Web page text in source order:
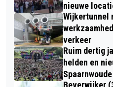
nieuwe
Wijkertunnel
verkeer
Ruim dertig
helden en
Spaarnwoude